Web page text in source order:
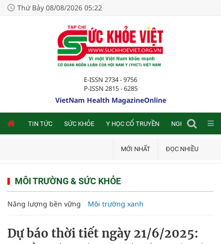
Thứ Bảy 08/08/2026 05:22
E-ISSN 2734 - 9756
P-ISSN 2815 - 6285
VietNam Health MagazineOnline
TIN TỨC SỨC KHỎE Y HỌC CỔ TRUYỀN NGHIÊN CỨU
MỚI NHẤT ĐỌC NHIỀU
MÔI TRƯỜNG & SỨC KHỎE
Năng lượng bền vững Môi trường xanh
Dự báo thời tiết ngày 21/6/2025: